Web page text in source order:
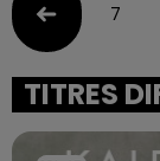
7
TITRES